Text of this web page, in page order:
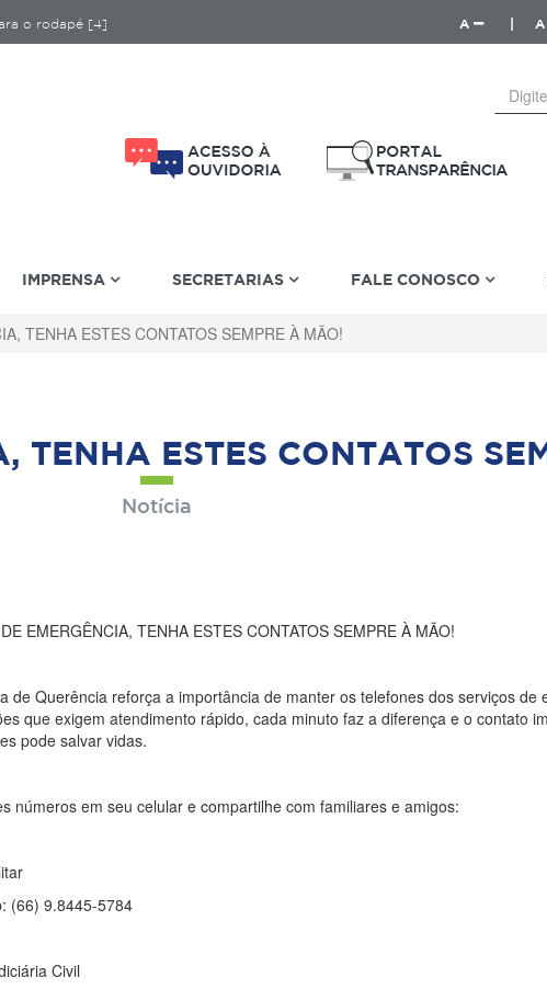
o rodapé [4] A A
IMPRENSA SECRETARIAS FALE CONOSCO
TENHA ESTES CONTATOS SEMPRE À MÃO!
TENHA ESTES CONTATOS
Notícia
EMERGÊNCIA, TENHA ESTES CONTATOS SEMPRE À MÃO!
de Querência reforça a importância de manter os telefones dos serviços de
que exigem atendimento rápido, cada minuto faz a diferença e o contato
pode salvar vidas.
números em seu celular e compartilhe com familiares e amigos:
(66) 9.8445-5784
Civil